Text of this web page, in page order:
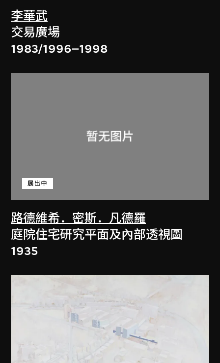
李華武
交易廣場
1983/1996–1998
路德維希．密斯．凡德羅
展出中
庭院住宅研究平面及內部透視圖
1935